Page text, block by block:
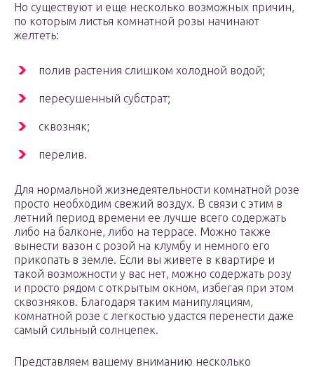
Но существуют и еще несколько возможных причин,
по которым листья комнатной розы начинают
желтеть:
полив растения слишком холодной водой;
пересушенный субстрат;
сквозняк;
перелив.
Для нормальной жизнедеятельности комнатной розе
просто необходим свежий воздух. В связи с этим в
летний период времени ее лучше всего содержать
либо на балконе, либо на террасе. Можно также
вынести вазон с розой на клумбу и немного его
прикопать в земле. Если вы живете в квартире и
такой возможности у вас нет, можно содержать розу
и просто рядом с открытым окном, избегая при этом
сквозняков. Благодаря таким манипуляциям,
комнатной розе с легкостью удастся перенести даже
самый сильный солнцепек.
Представляем вашему вниманию несколько